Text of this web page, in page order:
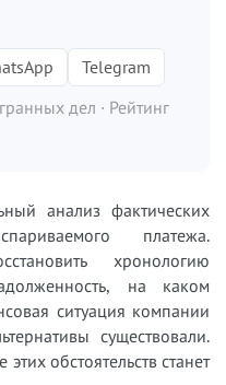
Telegram
дел · Рейтинг
анализ фактических
платежа.
хронологию
на каком
ситуация компании
существовали.
обстоятельств станет